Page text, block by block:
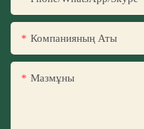
Компанияның Аты
Мазмұны